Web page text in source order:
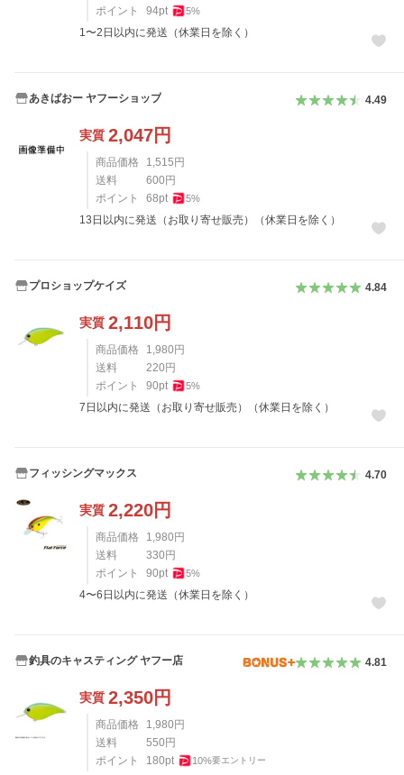
ポイント
94pt 5%
1〜2日以内に発送（休業日を除く）
あきばおー ヤフーショップ 4.49
実質 2,047円
商品価格 1,515 円
送料
600 円
ポイント
68pt 5%
13日以内に発送（お取り寄せ販売）（休業日を除く）
プロショップケイズ 4.84
実質 2,110円
商品価格 1,980 円
送料
220 円
ポイント
90pt 5%
7日以内に発送（お取り寄せ販売）（休業日を除く）
フィッシングマックス 4.70
実質 2,220円
商品価格 1,980 円
送料
330 円
ポイント
90pt 5%
4〜6日以内に発送（休業日を除く）
釣具のキャスティング ヤフー店 4.81
実質 2,350円
商品価格 1,980 円
送料
550 円
ポイント
180pt 10%要エントリー